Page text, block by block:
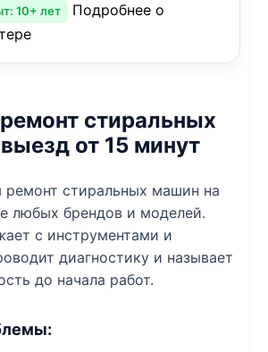
10+ лет
Подробнее о
стиральных
от 15 минут
стиральных машин на
любых брендов и моделей.
с инструментами и
диагностику и называет
до начала работ.